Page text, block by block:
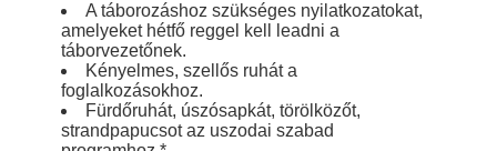
A táborozáshoz szükséges nyilatkozatokat,
amelyeket hétfő reggel kell leadni a
táborvezetőnek.
Kényelmes, szellős ruhát a
foglalkozásokhoz.
Fürdőruhát, úszósapkát, törölközőt,
strandpapucsot az uszodai szabad